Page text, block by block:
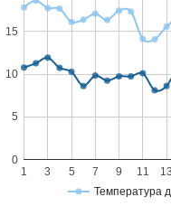
Температура
1 3 5 7 9 11
0
5
10
15